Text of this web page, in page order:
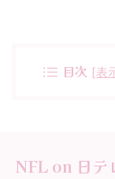
目次 [表
NFL on 日テ